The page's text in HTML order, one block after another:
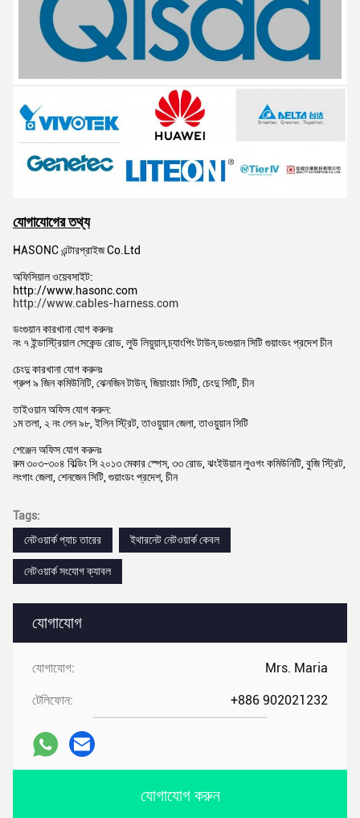
যোগাযোগ
যোগাযোগ: Mrs. Maria
টেলিফোন: +886 902021232
যোগাযোগ করুন
যোগাযোগের তথ্য
HASONC এন্টারপ্রাইজ Co.Ltd
অফিসিয়াল ওয়েবসাইট:
http://www.hasonc.com
http://www.cables-harness.com
ডংগুয়ান কারখানা যোগ করুনঃ
নং ৭ ইন্ডাস্ট্রিয়াল সেকেন্ড রোড, লুউ লিয়ুয়ান,চ্যাংপিং টাউন,ডংগুয়ান সিটি গুয়াংডং প্রদেশ চীন
চেংদু কারখানা যোগ করুনঃ
গ্রুপ ৯ জিন কমিউনিটি, ঝেনজিন টাউন, জিয়াংয়াং সিটি, চেংদু সিটি, চীন
তাইওয়ান অফিস যোগ করুন:
১ম তলা, ২ নং লেন ৯৮, ইলিন স্ট্রিট, তাওয়ুয়ান জেলা, তাওয়ুয়ান সিটি
শেঞ্জেন অফিস যোগ করুনঃ
রুম ৩০৩-৩০৪ বিল্ডিং সি ২০১৩ মেকার স্পেস, ৩৩ রোড, ঝংইউয়ান লুওগং কমিউনিটি, বুজি স্ট্রিট,
লংগাং জেলা, শেনজেন সিটি, গুয়াংডং প্রদেশ, চীন
Tags:
নেটওয়ার্ক প্যাচ তারের
ইথারনেট নেটওয়ার্ক কেবল
নেটওয়ার্ক সংযোগ ক্যাবল